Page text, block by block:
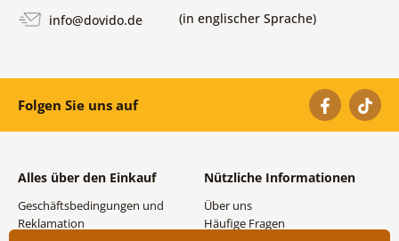
info@dovido.de (in englischer Sprache)
Folgen Sie uns auf
Alles über den Einkauf
Geschäftsbedingungen und
Reklamation
Nützliche Informationen
Über uns
Häufige Fragen